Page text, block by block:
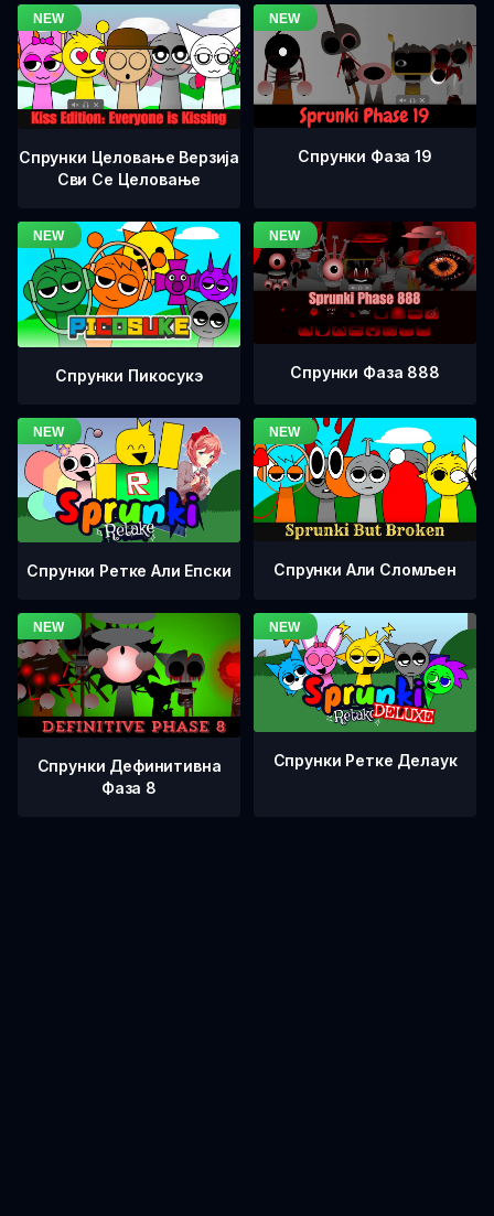
Спрунки Целовање Верзија
Сви Се Целовање
Спрунки Фаза 19
Спрунки Пикосукэ Спрунки Фаза 888
Спрунки Ретке Али Епски Спрунки Али Сломљен
Спрунки Дефинитивна
Фаза 8
Спрунки Ретке Делаук